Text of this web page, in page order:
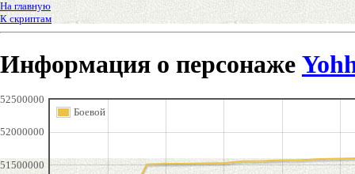
На главную
К скриптам
Информация о персонаже
51500000
52000000
52500000
Боевой